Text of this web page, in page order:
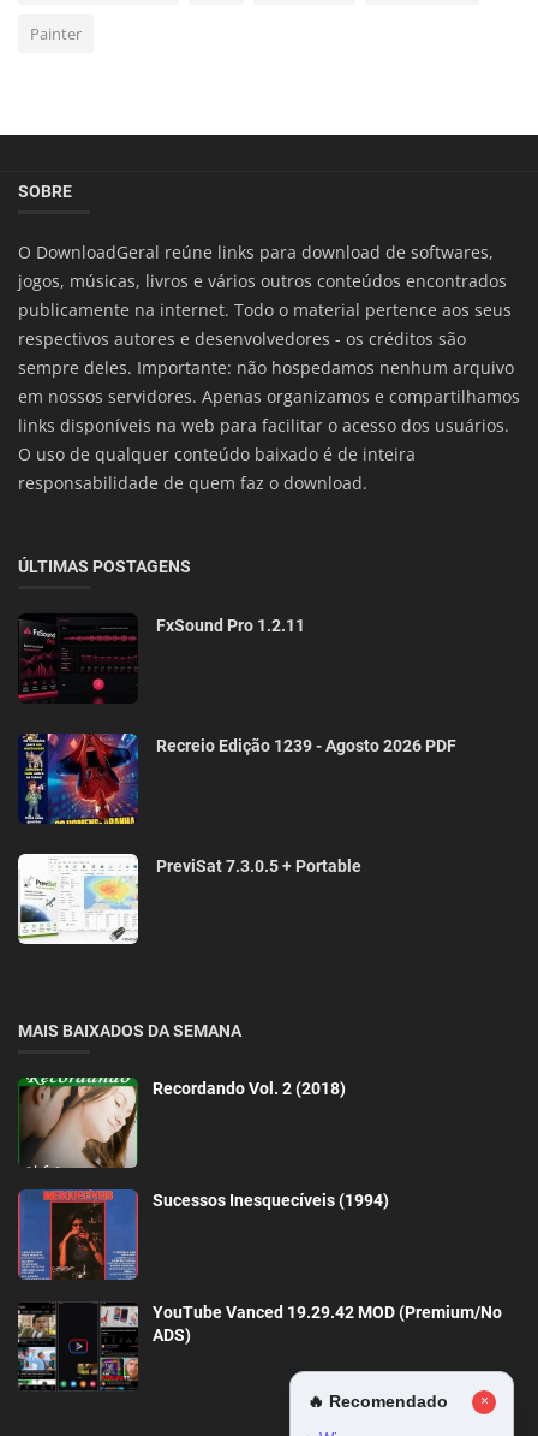
Painter
SOBRE
O DownloadGeral reúne links para download de softwares,
jogos, músicas, livros e vários outros conteúdos encontrados
publicamente na internet. Todo o material pertence aos seus
respectivos autores e desenvolvedores - os créditos são
sempre deles. Importante: não hospedamos nenhum arquivo
em nossos servidores. Apenas organizamos e compartilhamos
links disponíveis na web para facilitar o acesso dos usuários.
O uso de qualquer conteúdo baixado é de inteira
responsabilidade de quem faz o download.
ÚLTIMAS POSTAGENS
FxSound Pro 1.2.11
Recreio Edição 1239 - Agosto 2026 PDF
PreviSat 7.3.0.5 + Portable
MAIS BAIXADOS DA SEMANA
Recordando Vol. 2 (2018)
Sucessos Inesquecíveis (1994)
YouTube Vanced 19.29.42 MOD (Premium/No
ADS)
🔥 Recomendado ×